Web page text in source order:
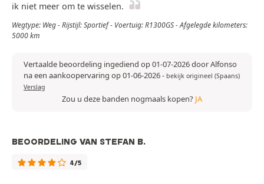
ik niet meer om te wisselen.
Wegtype: Weg - Rijstijl: Sportief - Voertuig: R1300GS - Afgelegde kilometers:
5000 km
Vertaalde beoordeling ingediend op 01-07-2026 door Alfonso
na een aankoopervaring op 01-06-2026- bekijk origineel (Spaans)
Verslag
Zou u deze banden nogmaals kopen? JA
BEOORDELING VAN STEFAN B.
4/5